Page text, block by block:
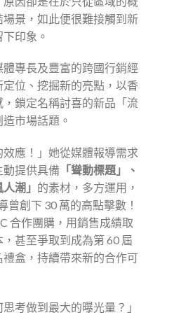
景，如此便很難接觸到新
印象。
專長及豐富的跨國行銷經
位、挖掘新的亮點，以香
鎖定名稱討喜的新品「流
市場話題。
效應！」她從媒體報導需求
提供具備 「聳動標題」、
潮」 的素材，多方運用，
曾創下 30 萬的高點擊數！
合作團購，用銷售成績取
甚至爭取到成為第 60 屆
盒，持續帶來新的合作可
考做到最大的曝光量？」